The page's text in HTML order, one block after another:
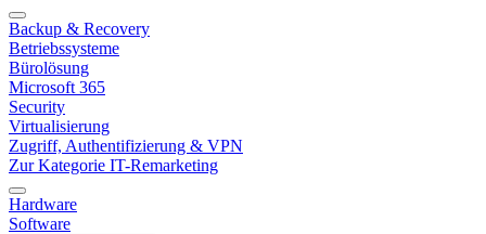
Backup & Recovery
Betriebssysteme
Bürolösung
Microsoft 365
Security
Virtualisierung
Zugriff, Authentifizierung & VPN
Zur Kategorie IT-Remarketing
Hardware
Software